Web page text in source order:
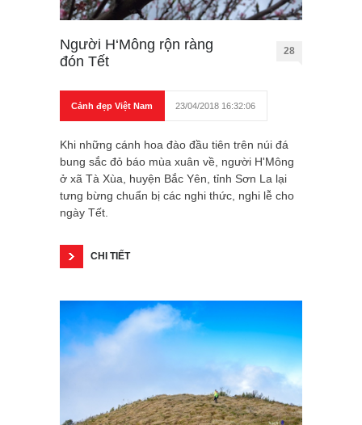
Người H‘Mông rộn ràng
đón Tết
28
Cảnh đẹp Việt Nam 23/04/2018 16:32:06
Khi những cánh hoa đào đầu tiên trên núi đá
bung sắc đỏ báo mùa xuân về, người H'Mông
ở xã Tà Xùa, huyện Bắc Yên, tỉnh Sơn La lại
tưng bừng chuẩn bị các nghi thức, nghi lễ cho
ngày Tết.
CHI TIẾT